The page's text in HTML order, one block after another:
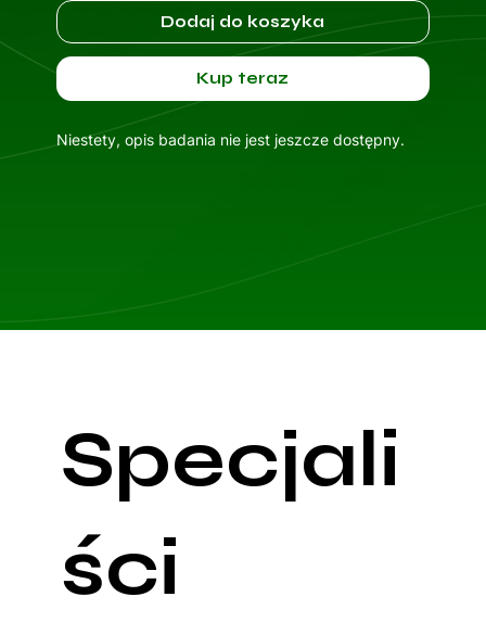
Dodaj do koszyka
Kup teraz
Niestety, opis badania nie jest jeszcze dostępny.
Specjali
ści